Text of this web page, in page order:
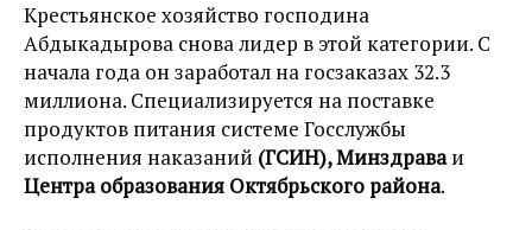
Крестьянское хозяйство господина
Абдыкадырова снова лидер в этой категории. С
начала года он заработал на госзаказах 32.3
миллиона. Специализируется на поставке
продуктов питания системе Госслужбы
исполнения наказаний (ГСИН), Минздраваи
Центра образования Октябрьского района.